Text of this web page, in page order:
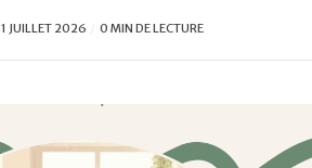
1 JUILLET 2026 0 MIN DE LECTURE